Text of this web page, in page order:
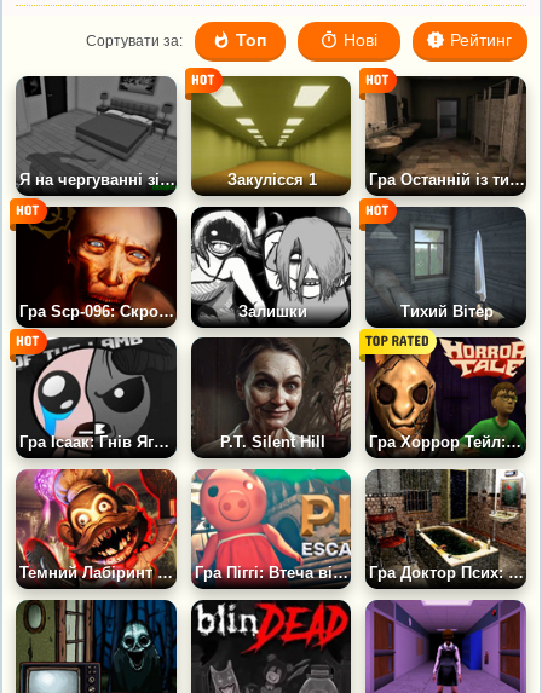
Сортувати за: Топ Нові Рейтинг
Я на чергуванні зі спостереження Закулісся 1 Гра Останній із тих, хто вижив: Пробудження
Гра Scp-096: Скромник Залишки Тихий Вітер
Гра Ісаак: Гнів Ягняти P.T. Silent Hill Гра Хоррор Тейл: Викрадач Дітей | Horror Tale
Темний Лабіринт Обман | Dark Deception Гра Піггі: Втеча від Свині Гра Доктор Псих: Втеча з лікарні 2